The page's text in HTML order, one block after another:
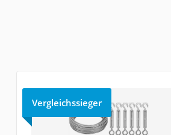
Vergleichssieger